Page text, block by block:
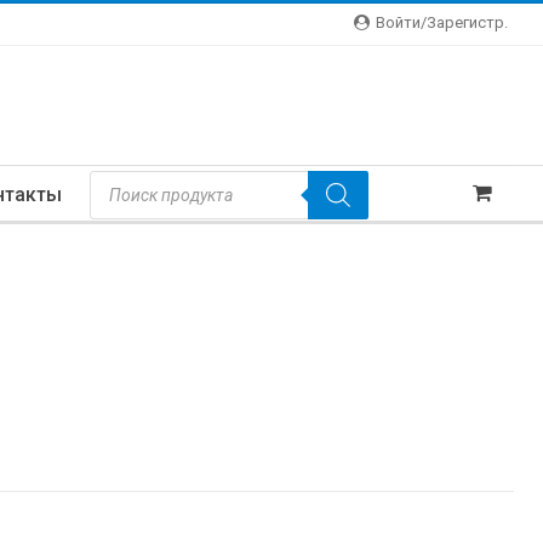
Войти/зарегистр.
Поиск
Товаров